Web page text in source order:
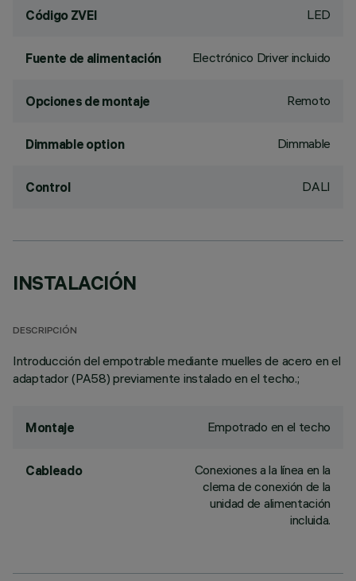
Código ZVEI LED
Fuente de alimentación Electrónico Driver incluido
Opciones de montaje Remoto
Dimmable option Dimmable
Control DALI
INSTALACIÓN
DESCRIPCIÓN
Introducción del empotrable mediante muelles de acero en el
adaptador (PA58) previamente instalado en el techo.;
Montaje Empotrado en el techo
Cableado
Conexiones a la línea en la
clema de conexión de la
unidad de alimentación
incluida.